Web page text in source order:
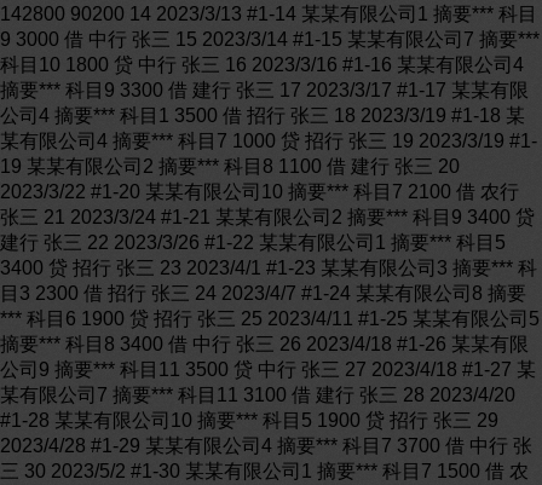
142800 90200 14 2023/3/13 #1-14 某某有限公司1 摘要*** 科目
9 3000 借 中行 张三 15 2023/3/14 #1-15 某某有限公司7 摘要***
科目10 1800 贷 中行 张三 16 2023/3/16 #1-16 某某有限公司4
摘要*** 科目9 3300 借 建行 张三 17 2023/3/17 #1-17 某某有限
公司4 摘要*** 科目1 3500 借 招行 张三 18 2023/3/19 #1-18 某
某有限公司4 摘要*** 科目7 1000 贷 招行 张三 19 2023/3/19 #1-
19 某某有限公司2 摘要*** 科目8 1100 借 建行 张三 20
2023/3/22 #1-20 某某有限公司10 摘要*** 科目7 2100 借 农行
张三 21 2023/3/24 #1-21 某某有限公司2 摘要*** 科目9 3400 贷
建行 张三 22 2023/3/26 #1-22 某某有限公司1 摘要*** 科目5
3400 贷 招行 张三 23 2023/4/1 #1-23 某某有限公司3 摘要*** 科
目3 2300 借 招行 张三 24 2023/4/7 #1-24 某某有限公司8 摘要
*** 科目6 1900 贷 招行 张三 25 2023/4/11 #1-25 某某有限公司5
摘要*** 科目8 3400 借 中行 张三 26 2023/4/18 #1-26 某某有限
公司9 摘要*** 科目11 3500 贷 中行 张三 27 2023/4/18 #1-27 某
某有限公司7 摘要*** 科目11 3100 借 建行 张三 28 2023/4/20
#1-28 某某有限公司10 摘要*** 科目5 1900 贷 招行 张三 29
2023/4/28 #1-29 某某有限公司4 摘要*** 科目7 3700 借 中行 张
三 30 2023/5/2 #1-30 某某有限公司1 摘要*** 科目7 1500 借 农